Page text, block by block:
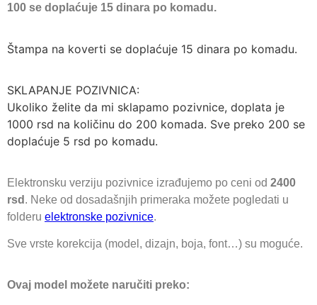
100 se doplaćuje 15 dinara po komadu.
Štampa na koverti se doplaćuje 15 dinara po komadu.
SKLAPANJE POZIVNICA:
Ukoliko želite da mi sklapamo pozivnice, doplata je
1000 rsd na količinu do 200 komada. Sve preko 200 se
doplaćuje 5 rsd po komadu.
Elektronsku verziju pozivnice izrađujemo po ceni od 2400
rsd . Neke od dosadašnjih primeraka možete pogledati u
folderu elektronske pozivnice.
Sve vrste korekcija (model, dizajn, boja, font…) su moguće.
Ovaj model možete naručiti preko: